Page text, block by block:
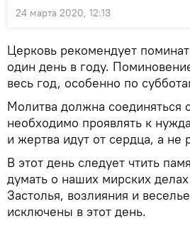
24 марта 2020, 12:13
Церковь рекомендует
один день в году.
весь год, особенно по
Молитва должна соединяться
необходимо проявлять к
и жертва идут от сердца, а не
В этот день следует чтить
думать о наших мирских
Застолья, возлияния и
исключены в этот день.